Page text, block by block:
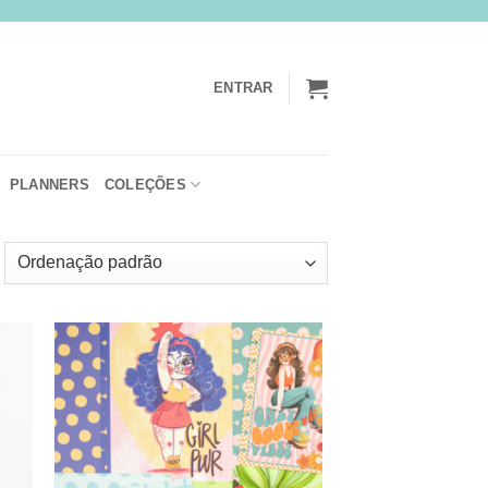
ENTRAR
PLANNERS COLEÇÕES